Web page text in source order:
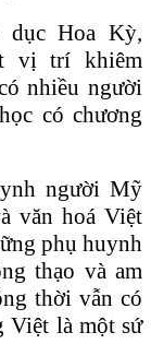
dục Hoa Kỳ,
vị trí khiêm
nhiều người
có chương
người Mỹ
văn hoá Việt
phụ huynh
thạo và am
thời vẫn có
Việt là một sứ